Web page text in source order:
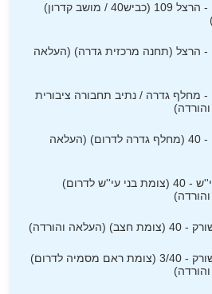
גדרה - הרצל 109 (כביש40 / מושב קדרון)
- הרצל (תחנה מרכזית גדרה) (העלאה
- מחלף גדרה / נתיב תחבורה ציבורית
גדרה - 40 (מחלף גדרה לדרום) (העלאה
בני עי''ש - 40 (צומת בני עי''ש לדרום)
(העלאה והורדה)
נחל שורק - 3/40 (צומת ראם מסמיה לדרום)